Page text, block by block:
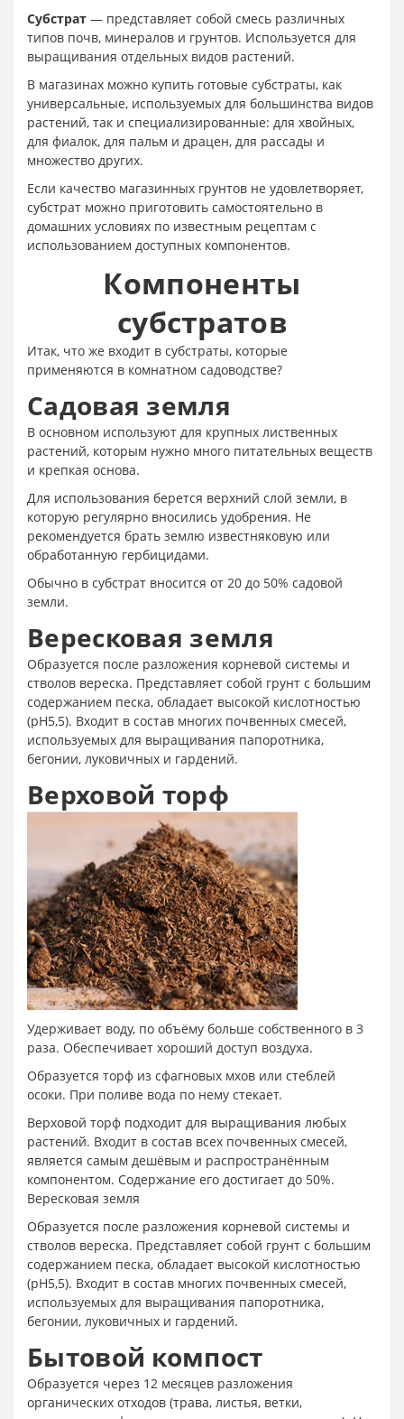
Субстрат — представляет собой смесь различных
типов почв, минералов и грунтов. Используется для
выращивания отдельных видов растений.
В магазинах можно купить готовые субстраты, как
универсальные, используемых для большинства видов
растений, так и специализированные: для хвойных,
для фиалок, для пальм и драцен, для рассады и
множество других.
Если качество магазинных грунтов не удовлетворяет,
субстрат можно приготовить самостоятельно в
домашних условиях по известным рецептам с
использованием доступных компонентов.
Компоненты
субстратов
Итак, что же входит в субстраты, которые
применяются в комнатном садоводстве?
Садовая земля
В основном используют для крупных лиственных
растений, которым нужно много питательных веществ
и крепкая основа.
Для использования берется верхний слой земли, в
которую регулярно вносились удобрения. Не
рекомендуется брать землю известняковую или
обработанную гербицидами.
Обычно в субстрат вносится от 20 до 50% садовой
земли.
Вересковая земля
Образуется после разложения корневой системы и
стволов вереска. Представляет собой грунт с большим
содержанием песка, обладает высокой кислотностью
(рН5,5). Входит в состав многих почвенных смесей,
используемых для выращивания папоротника,
бегонии, луковичных и гардений.
Верховой торф
Удерживает воду, по объёму больше собственного в 3
раза. Обеспечивает хороший доступ воздуха.
Образуется торф из сфагновых мхов или стеблей
осоки. При поливе вода по нему стекает.
Верховой торф подходит для выращивания любых
растений. Входит в состав всех почвенных смесей,
является самым дешёвым и распространённым
компонентом. Содержание его достигает до 50%.
Вересковая земля
Образуется после разложения корневой системы и
стволов вереска. Представляет собой грунт с большим
содержанием песка, обладает высокой кислотностью
(рН5,5). Входит в состав многих почвенных смесей,
используемых для выращивания папоротника,
бегонии, луковичных и гардений.
Бытовой компост
Образуется через 12 месяцев разложения
органических отходов (трава, листья, ветки,